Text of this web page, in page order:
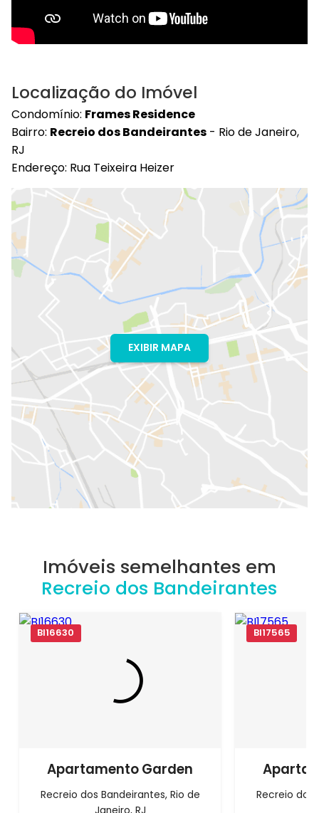
Localização do Imóvel
Condomínio: Frames Residence
Bairro: Recreio dos Bandeirantes - Rio de Janeiro,
RJ
Endereço: Rua Teixeira Heizer
EXIBIR MAPA
Imóveis semelhantes em
Recreio dos Bandeirantes
BI16630
Apartamento Garden
Recreio dos Bandeirantes, Rio de
BI17565
Recreio dos